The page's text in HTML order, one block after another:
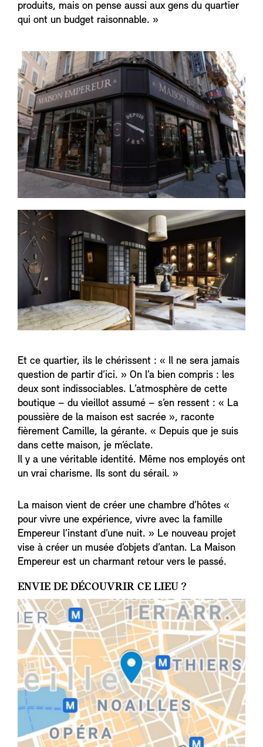
produits, mais on pense aussi aux gens du quartier
qui ont un budget raisonnable. »
Et ce quartier, ils le chérissent : « Il ne sera jamais
question de partir d’ici. » On l’a bien compris : les
deux sont indissociables. L’atmosphère de cette
boutique – du vieillot assumé – s’en ressent : « La
poussière de la maison est sacrée », raconte
fièrement Camille, la gérante. « Depuis que je suis
dans cette maison, je m’éclate.
Il y a une véritable identité. Même nos employés ont
un vrai charisme. Ils sont du sérail. »
La maison vient de créer une chambre d’hôtes «
pour vivre une expérience, vivre avec la famille
Empereur l’instant d’une nuit. » Le nouveau projet
vise à créer un musée d’objets d’antan. La Maison
Empereur est un charmant retour vers le passé.
ENVIE DE DÉCOUVRIR CE LIEU ?